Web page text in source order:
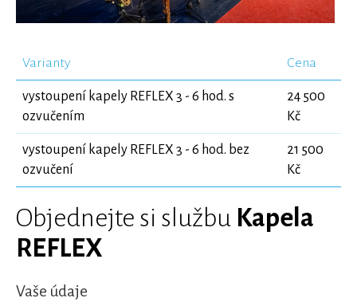
Varianty Cena
vystoupení kapely REFLEX 3 - 6 hod. s
ozvučením
24 500
Kč
vystoupení kapely REFLEX 3 - 6 hod. bez
ozvučení
21 500
Kč
Objednejte si službu Kapela
REFLEX
Vaše údaje